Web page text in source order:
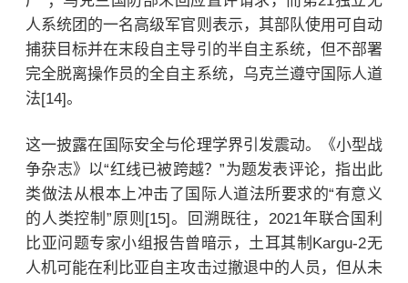
人系统团的一名高级军官则表示，其部队使用可自动
捕获目标并在末段自主导引的半自主系统，但不部署
完全脱离操作员的全自主系统，乌克兰遵守国际人道
法[14]。
这一披露在国际安全与伦理学界引发震动。《小型战
争杂志》以“红线已被跨越？”为题发表评论，指出此
类做法从根本上冲击了国际人道法所要求的“有意义
的人类控制”原则[15]。回溯既往，2021年联合国利
比亚问题专家小组报告曾暗示，土耳其制Kargu-2无
人机可能在利比亚自主攻击过撤退中的人员，但从未